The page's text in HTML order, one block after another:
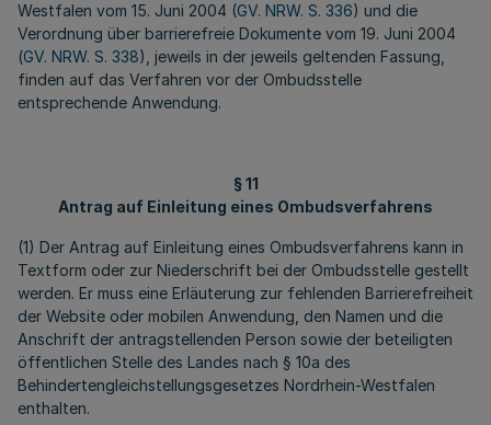
Westfalen vom 15. Juni 2004 (GV. NRW. S. 336) und die
Verordnung über barrierefreie Dokumente vom 19. Juni 2004
(GV. NRW. S. 338), jeweils in der jeweils geltenden Fassung,
finden auf das Verfahren vor der Ombudsstelle
entsprechende Anwendung.
§ 11
Antrag auf Einleitung eines Ombudsverfahrens
(1) Der Antrag auf Einleitung eines Ombudsverfahrens kann in
Textform oder zur Niederschrift bei der Ombudsstelle gestellt
werden. Er muss eine Erläuterung zur fehlenden Barrierefreiheit
der Website oder mobilen Anwendung, den Namen und die
Anschrift der antragstellenden Person sowie der beteiligten
öffentlichen Stelle des Landes nach § 10a des
Behindertengleichstellungsgesetzes Nordrhein-Westfalen
enthalten.